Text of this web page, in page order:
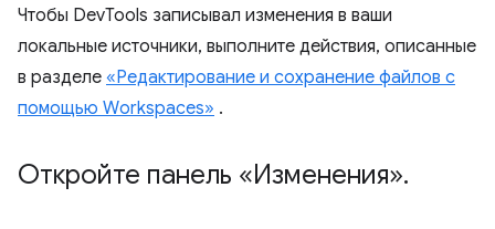
Чтобы DevTools записывал изменения в ваши
локальные источники, выполните действия, описанные
в разделе «Редактирование и сохранение файлов с
помощью Workspaces» .
Откройте панель «Изменения».